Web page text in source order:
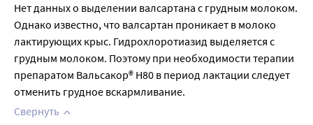
Нет данных о выделении валсартана с грудным молоком.
Однако известно, что валсартан проникает в молоко
лактирующих крыс. Гидрохлоротиазид выделяется с
грудным молоком. Поэтому при необходимости терапии
препаратом Вальсакор® Н80 в период лактации следует
отменить грудное вскармливание.
Свернуть